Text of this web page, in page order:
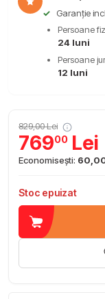
✓
Garanție
Persoane
24 luni
Persoane
12 luni
829,00 Lei
76900 Lei
Economisești:
Stoc epuizat